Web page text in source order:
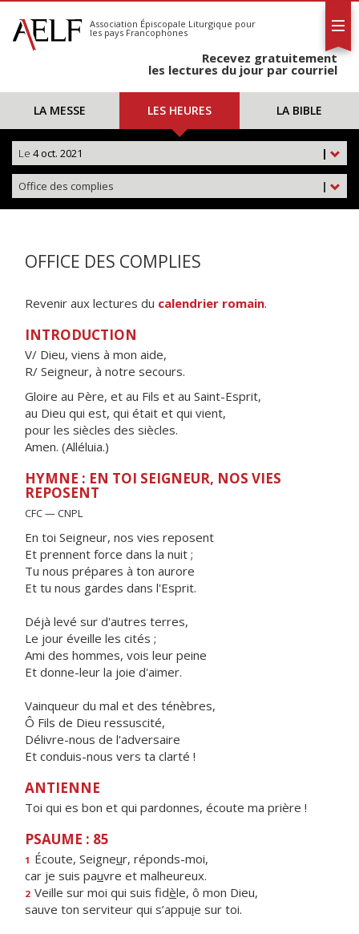
S'abonner
Calendrier
Association Épiscopale Liturgique pour
les pays Francophones
Recevez gratuitement
les lectures du jour par courriel
LA MESSE LES HEURES LA BIBLE
|
Le 4 oct. 2021
|
Office des complies
OFFICE DES COMPLIES
Revenir aux lectures du calendrier romain.
INTRODUCTION
V/ Dieu, viens à mon aide,
R/ Seigneur, à notre secours.
Gloire au Père, et au Fils et au Saint-Esprit,
au Dieu qui est, qui était et qui vient,
pour les siècles des siècles.
Amen. (Alléluia.)
HYMNE : EN TOI SEIGNEUR, NOS VIES
REPOSENT
CFC — CNPL
En toi Seigneur, nos vies reposent
Et prennent force dans la nuit ;
Tu nous prépares à ton aurore
Et tu nous gardes dans l'Esprit.
Déjà levé sur d'autres terres,
Le jour éveille les cités ;
Ami des hommes, vois leur peine
Et donne-leur la joie d'aimer.
Vainqueur du mal et des ténèbres,
Ô Fils de Dieu ressuscité,
Délivre-nous de l'adversaire
Et conduis-nous vers ta clarté !
ANTIENNE
Toi qui es bon et qui pardonnes, écoute ma prière !
PSAUME : 85
1 Écoute, Seigneur, réponds-moi,
car je suis pauvre et malheureux.
2 Veille sur moi qui suis fidèle, ô mon Dieu,
sauve ton serviteur qui s’appuie sur toi.